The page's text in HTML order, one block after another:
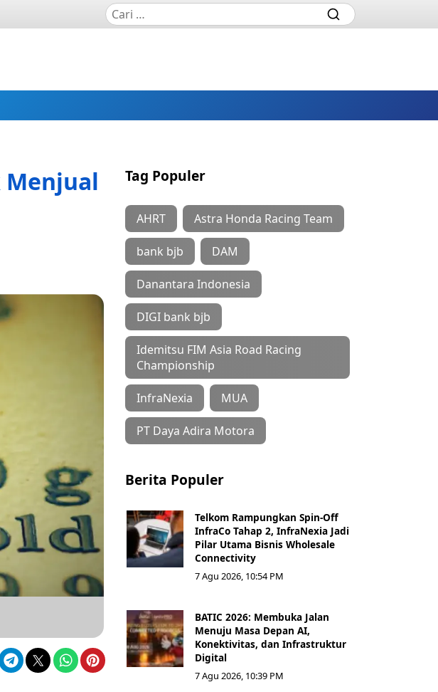
Menjual
Tag Populer
AHRT Astra Honda Racing Team
bank bjb DAM
Danantara Indonesia
DIGI bank bjb
Idemitsu FIM Asia Road Racing
Championship
InfraNexia MUA
PT Daya Adira Motora
Berita Populer
Telkom Rampungkan Spin-Off
InfraCo Tahap 2, InfraNexia Jadi
Pilar Utama Bisnis Wholesale
Connectivity
7 Agu 2026, 10:54 PM
BATIC 2026: Membuka Jalan
Menuju Masa Depan AI,
Konektivitas, dan Infrastruktur
Digital
7 Agu 2026, 10:39 PM